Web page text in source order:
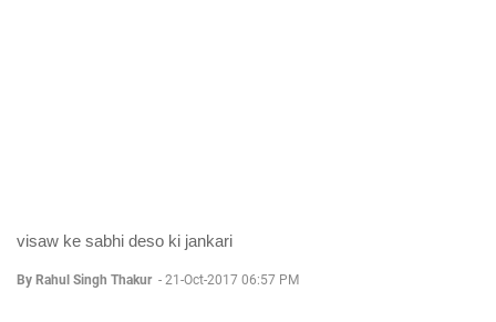
visaw ke sabhi deso ki jankari
By Rahul Singh Thakur - 21-Oct-2017 06:57 PM